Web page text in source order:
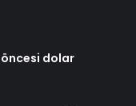
dolar